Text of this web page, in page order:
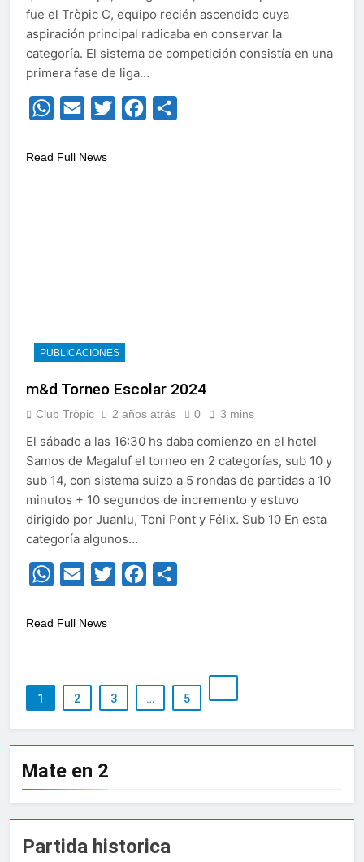
Mate en 2
Partida historica
fue el Tròpic C, equipo recién ascendido cuya
aspiración principal radicaba en conservar la
categoría. El sistema de competición consistía en una
primera fase de liga…
WhatsApp
Email TwitterFacebook
Read Full News
PUBLICACIONES
m&d Torneo Escolar 2024
Club Tròpic 2 años atrás 0 3 mins
El sábado a las 16:30 hs daba comienzo en el hotel
Samos de Magaluf el torneo en 2 categorías, sub 10 y
sub 14, con sistema suizo a 5 rondas de partidas a 10
minutos + 10 segundos de incremento y estuvo
dirigido por Juanlu, Toni Pont y Félix. Sub 10 En esta
categoría algunos…
WhatsApp
Email TwitterFacebook
Read Full News
1 2 3 … 5